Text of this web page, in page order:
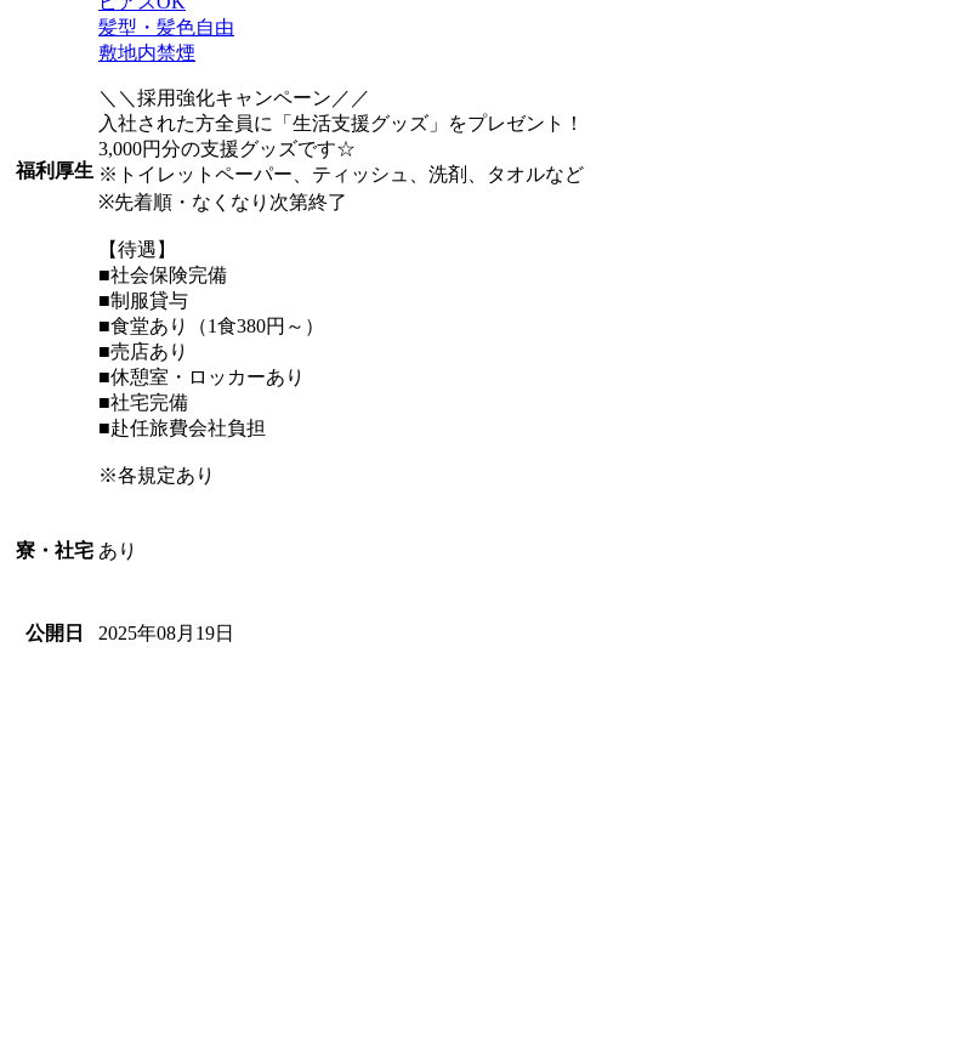
福利厚生
髪型・髪色自由
敷地内禁煙
＼＼採用強化キャンペーン／／
入社された方全員に「生活支援グッズ」をプレゼント！
3,000円分の支援グッズです☆
※トイレットペーパー、ティッシュ、洗剤、タオルなど
※先着順・なくなり次第終了
【待遇】
■社会保険完備
■制服貸与
■食堂あり（1食380円～）
■売店あり
■休憩室・ロッカーあり
■社宅完備
■赴任旅費会社負担
※各規定あり
寮・社宅 あり
公開日 2025年08月19日